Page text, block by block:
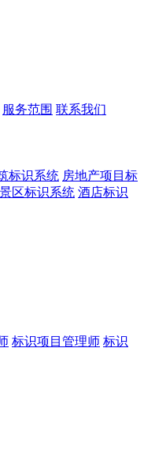
服务范围 联系我们
标识系统 房地产项目标
区标识系统 酒店标识
标识项目管理师 标识